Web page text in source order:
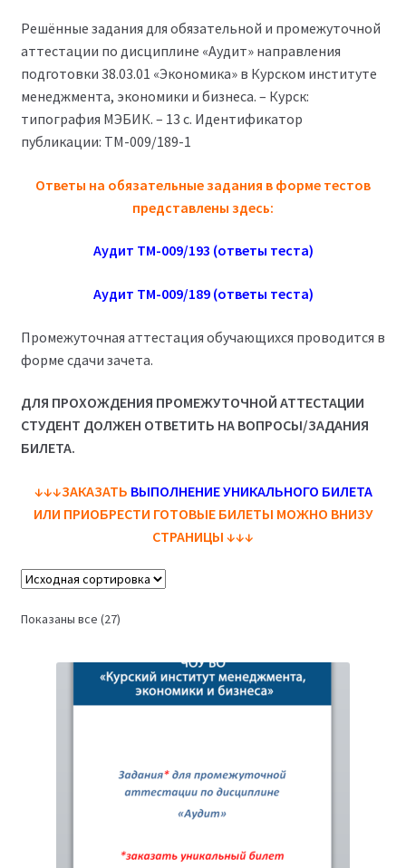
Политика конфиденциальности
Студентам
09.04.03 Прикладная информатика (2,5 года)
38.03.04 Государственное и муниципальное
управление 3,5 года (Бакалавриат)
38.03.04 Государственное и муниципальное
(Магистратура)
38.04.04 Государственное и муниципальное
управление 2,5 года (Магистратура)
Решённые задания для обязательной и промежуточной
аттестации по дисциплине «Аудит» направления
подготовки 38.03.01 «Экономика» в Курском институте
менеджмента, экономики и бизнеса. – Курск:
типография МЭБИК. – 13 с. Идентификатор
публикации: ТМ-009/189-1
Ответы на обязательные задания в форме тестов
представлены здесь:
Аудит ТМ-009/193 (ответы теста)
Аудит ТМ-009/189 (ответы теста)
Промежуточная аттестация обучающихся проводится в
форме сдачи зачета.
ДЛЯ ПРОХОЖДЕНИЯ ПРОМЕЖУТОЧНОЙ АТТЕСТАЦИИ
СТУДЕНТ ДОЛЖЕН ОТВЕТИТЬ НА ВОПРОСЫ/ЗАДАНИЯ
БИЛЕТА.
↓↓↓ЗАКАЗАТЬ ВЫПОЛНЕНИЕ УНИКАЛЬНОГО БИЛЕТА
ИЛИ ПРИОБРЕСТИ ГОТОВЫЕ БИЛЕТЫ МОЖНО ВНИЗУ
СТРАНИЦЫ ↓↓↓
Показаны все (27)